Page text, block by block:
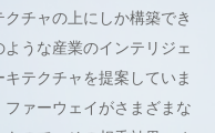
チャの上にしか構築でき
うな産業のインテリジェ
テクチャを提案していま
ァーウェイがさまざまな